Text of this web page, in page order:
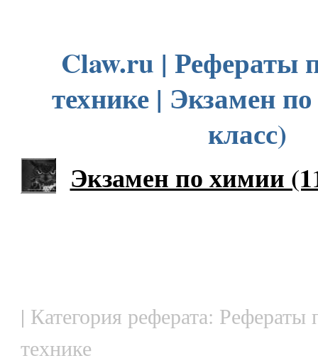
Claw.ru | Рефераты
технике | Экзамен
класс)
Экзамен по химии
| Категория реферата: Рефераты
технике